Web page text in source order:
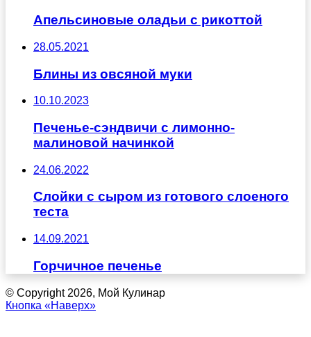
Апельсиновые оладьи с рикоттой
28.05.2021
Блины из овсяной муки
10.10.2023
Печенье-сэндвичи с лимонно-
малиновой начинкой
24.06.2022
Слойки с сыром из готового слоеного
теста
14.09.2021
Горчичное печенье
© Copyright 2026, Мой Кулинар
Кнопка «Наверх»